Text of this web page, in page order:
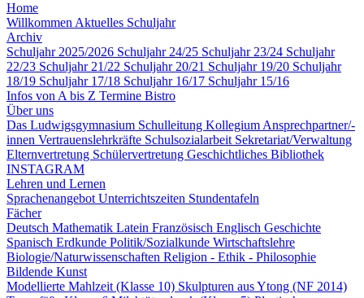
Home
Willkommen Aktuelles Schuljahr
Archiv
Schuljahr 2025/2026 Schuljahr 24/25 Schuljahr 23/24 Schuljahr
22/23 Schuljahr 21/22 Schuljahr 20/21 Schuljahr 19/20 Schuljahr
18/19 Schuljahr 17/18 Schuljahr 16/17 Schuljahr 15/16
Infos von A bis Z Termine Bistro
Über uns
Das Ludwigsgymnasium Schulleitung Kollegium Ansprechpartner/-
innen Vertrauenslehrkräfte Schulsozialarbeit Sekretariat/Verwaltung
Elternvertretung Schülervertretung Geschichtliches Bibliothek
INSTAGRAM
Lehren und Lernen
Sprachenangebot Unterrichtszeiten Stundentafeln
Fächer
Deutsch Mathematik Latein Französisch Englisch Geschichte
Spanisch Erdkunde Politik/Sozialkunde Wirtschaftslehre
Biologie/Naturwissenschaften Religion - Ethik - Philosophie
Bildende Kunst
Modellierte Mahlzeit (Klasse 10) Skulpturen aus Ytong (NF 2014)